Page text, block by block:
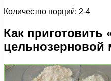
Количество порций: 2-4
Как приготовить
цельнозерновой